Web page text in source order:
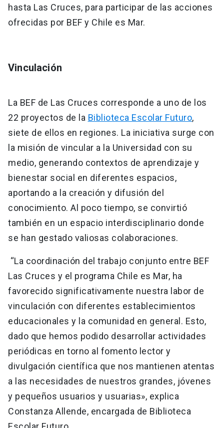
hasta Las Cruces, para participar de las acciones
ofrecidas por BEF y Chile es Mar.
Vinculación
La BEF de Las Cruces corresponde a uno de los
22 proyectos de la Biblioteca Escolar Futuro,
siete de ellos en regiones. La iniciativa surge con
la misión de vincular a la Universidad con su
medio, generando contextos de aprendizaje y
bienestar social en diferentes espacios,
aportando a la creación y difusión del
conocimiento. Al poco tiempo, se convirtió
también en un espacio interdisciplinario donde
se han gestado valiosas colaboraciones.
“La coordinación del trabajo conjunto entre BEF
Las Cruces y el programa Chile es Mar, ha
favorecido significativamente nuestra labor de
vinculación con diferentes establecimientos
educacionales y la comunidad en general. Esto,
dado que hemos podido desarrollar actividades
periódicas en torno al fomento lector y
divulgación científica que nos mantienen atentas
a las necesidades de nuestros grandes, jóvenes
y pequeños usuarios y usuarias», explica
Constanza Allende, encargada de Biblioteca